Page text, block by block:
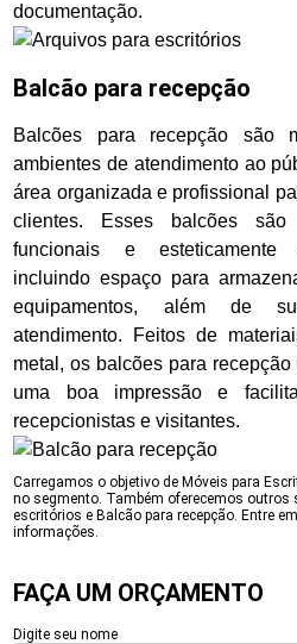
documentação.
Balcão para recepção
Balcões para recepção são
ambientes de atendimento ao
área organizada e profissional
clientes. Esses balcões
funcionais e esteticamente
incluindo espaço para
equipamentos, além de
atendimento. Feitos de
metal, os balcões para
uma boa impressão e
recepcionistas e visitantes.
Carregamos o objetivo de Móveis para
no segmento. Também oferecemos outros
escritórios e Balcão para recepção. Entre
informações.
FAÇA UM ORÇAMENTO
Digite seu nome